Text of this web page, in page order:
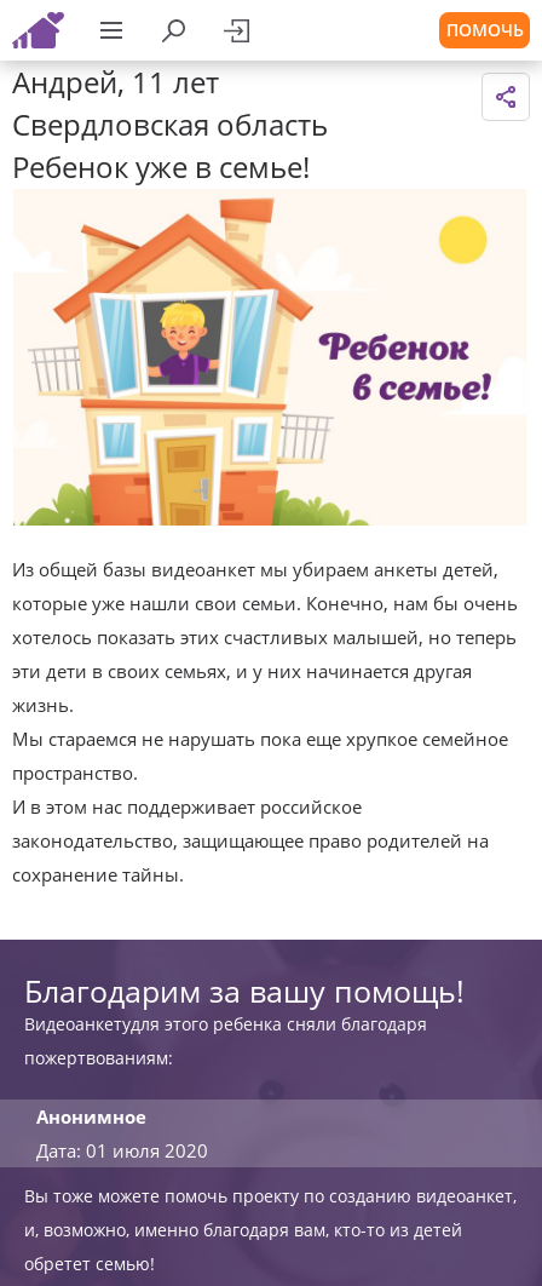
ПОМОЧЬ
Андрей, 11 лет
Свердловская область
Ребенок уже в семье!
Из общей базы видеоанкет мы убираем анкеты детей,
которые уже нашли свои семьи. Конечно, нам бы очень
хотелось показать этих счастливых малышей, но теперь
эти дети в своих семьях, и у них начинается другая
жизнь.
Мы стараемся не нарушать пока еще хрупкое семейное
пространство.
И в этом нас поддерживает российское
законодательство, защищающее право родителей на
сохранение тайны.
Благодарим за вашу помощь!
Видеоанкетудля этого ребенка сняли благодаря
пожертвованиям:
Анонимное
Дата: 01 июля 2020
Вы тоже можете помочь проекту по созданию видеоанкет,
и, возможно, именно благодаря вам, кто-то из детей
обретет семью!